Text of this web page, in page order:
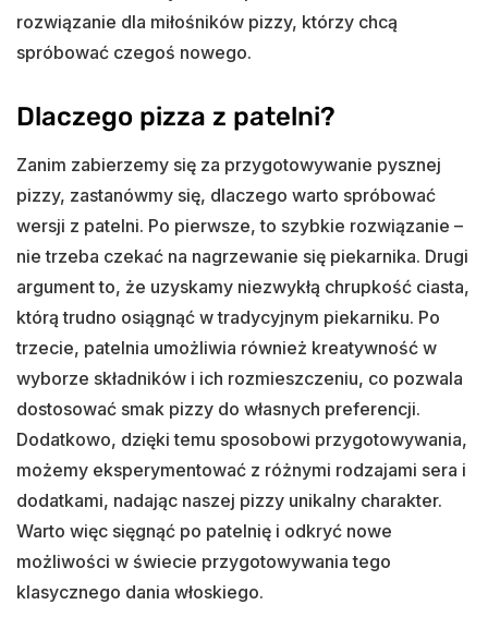
rozwiązanie dla miłośników pizzy, którzy chcą
spróbować czegoś nowego.
Dlaczego pizza z patelni?
Zanim zabierzemy się za przygotowywanie pysznej
pizzy, zastanówmy się, dlaczego warto spróbować
wersji z patelni. Po pierwsze, to szybkie rozwiązanie –
nie trzeba czekać na nagrzewanie się piekarnika. Drugi
argument to, że uzyskamy niezwykłą chrupkość ciasta,
którą trudno osiągnąć w tradycyjnym piekarniku. Po
trzecie, patelnia umożliwia również kreatywność w
wyborze składników i ich rozmieszczeniu, co pozwala
dostosować smak pizzy do własnych preferencji.
Dodatkowo, dzięki temu sposobowi przygotowywania,
możemy eksperymentować z różnymi rodzajami sera i
dodatkami, nadając naszej pizzy unikalny charakter.
Warto więc sięgnąć po patelnię i odkryć nowe
możliwości w świecie przygotowywania tego
klasycznego dania włoskiego.